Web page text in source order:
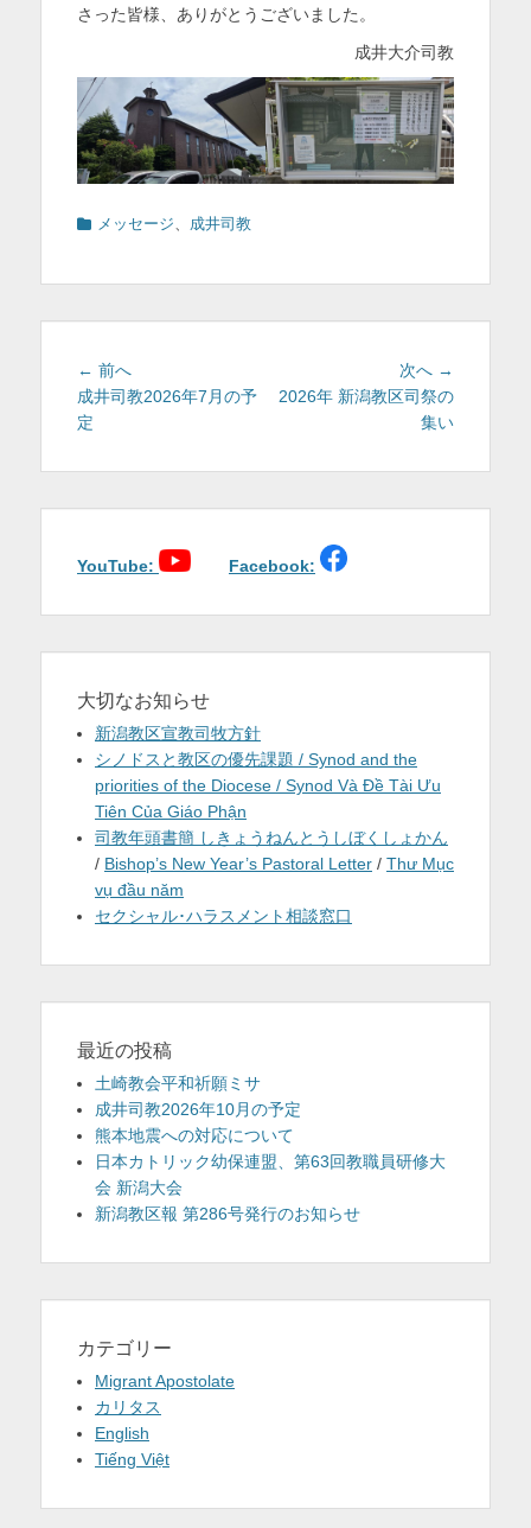
さった皆様、ありがとうございました。
成井大介司教
カ メッセージ、 成井司教
投
稿
ナ
ー
ョ
← 前へ前
の
成井司教2026年7月の予
定
次へ →
の
投
2026年 新潟教区司祭の
集い
YouTube: Facebook:
大切なお知らせ
新潟教区宣教司牧方針
シノドスと教区の優先課題 / Synod and the
priorities of the Diocese / Synod Và Đề Tài Ưu
Tiên Của Giáo Phận
司教年頭書簡 しきょうねんとうしぼくしょかん
/ Bishop’s New Year’s Pastoral Letter / Thư Mục
vụ đầu năm
セクシャル･ハラスメント相談窓口
最近の投稿
土崎教会平和祈願ミサ
成井司教2026年10月の予定
熊本地震への対応について
日本カトリック幼保連盟、第63回教職員研修大
会 新潟大会
新潟教区報 第286号発行のお知らせ
カテゴリー
Migrant Apostolate
カリタス
English
Tiếng Việt